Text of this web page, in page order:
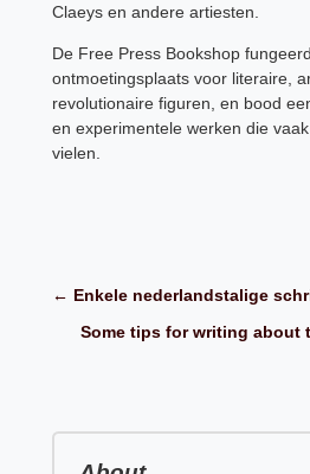
Claeys en andere artiesten.
De Free Press Bookshop
ontmoetingsplaats voor literaire,
revolutionaire figuren, en bood
en experimentele werken die
vielen.
← Enkele nederlandstalige
Some tips for writing about